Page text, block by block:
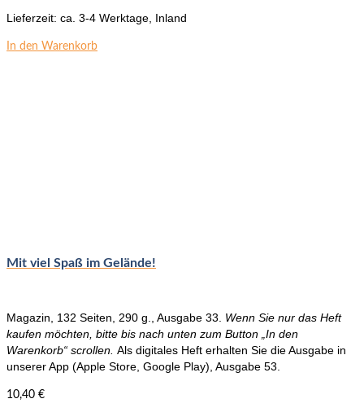
Lieferzeit: ca. 3-4 Werktage, Inland
In den Warenkorb
Mit viel Spaß im Gelände!
Magazin, 132 Seiten, 290 g., Ausgabe 33. Wenn Sie nur das Heft
kaufen möchten, bitte bis nach unten zum Button „In den
Warenkorb“ scrollen. Als digitales Heft erhalten Sie die Ausgabe in
unserer App (Apple Store, Google Play), Ausgabe 53.
10,40 €